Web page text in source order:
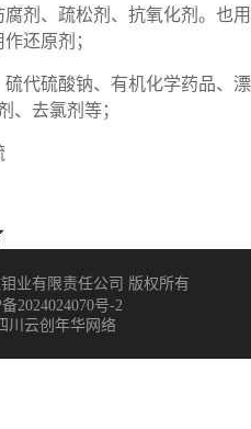
剂、疏松剂、抗氧化剂。也用
还原剂；
硫代硫酸钠、有机化学药品、漂
、去氯剂等；
业有限责任公司 版权所有
2024024070号-2
川云创年华网络